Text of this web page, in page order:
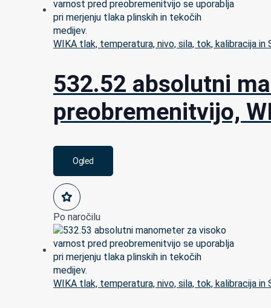
WIKA tlak, temperatura, nivo, sila, tok, kalibracija in
532.52 absolutni
preobremenitvijo,
Ogled
Po naročilu
WIKA tlak, temperatura, nivo, sila, tok, kalibracija in